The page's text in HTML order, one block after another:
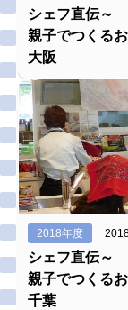
シェフ直伝～
親子でつくる
大阪
2018年度
シェフ直伝～
親子でつくる
千葉